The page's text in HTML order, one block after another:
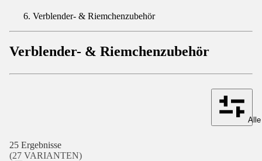
Verblender- & Riemchenzubehör
Verblender- & Riemchenzubehör
25 Ergebnisse
(27 VARIANTEN)